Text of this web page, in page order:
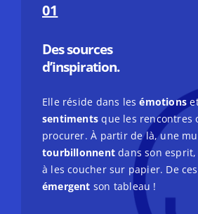
01
Des sources
d’inspiration.
Elle réside dans lesémotions
sentiments que les rencontres
procurer. À partir de là, une
tourbillonnentdans son
à les coucher sur papier. De
émergent son tableau !